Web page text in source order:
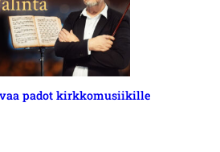
padot kirkkomusiikille